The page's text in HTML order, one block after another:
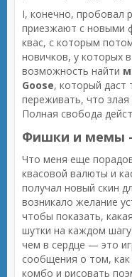
I, конечно, пробовал
приезжают с новыми
квас, с которым
новичков, у которых
возможность найти
Goose, который даст
переживать, что злая
Полная свобода
Фишки и мемы
Что меня еще
квасовой валюты и
получал новый скин
возникало желание
чтобы показать,
шутки на каждом
чем в сердце — это
сообщения о том,
комбо и рисовать